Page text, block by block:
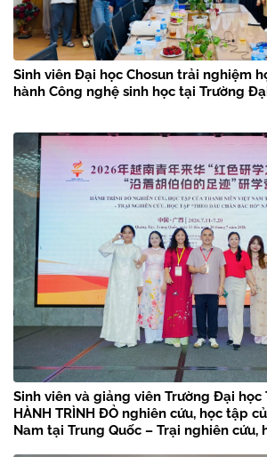
Sinh viên Đại học Chosun trải nghiệm
hành Công nghệ sinh học tại Trường
Sinh viên và giảng viên Trường Đại
HÀNH TRÌNH ĐỎ nghiên cứu, học tập
Nam tại Trung Quốc – Trại nghiên cứu,